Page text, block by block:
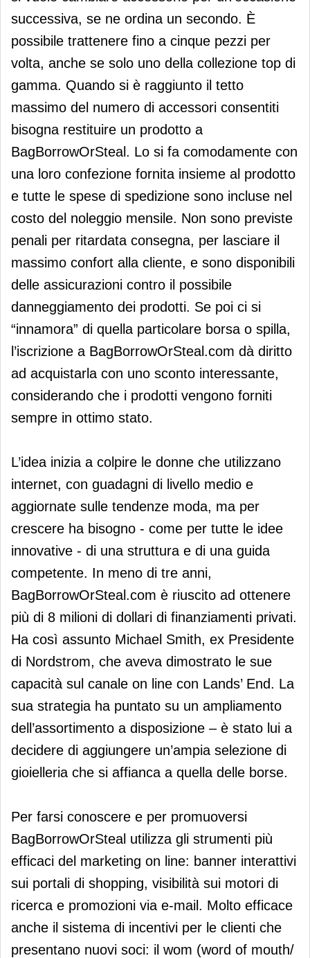
successiva, se ne ordina un secondo. È
possibile trattenere fino a cinque pezzi per
volta, anche se solo uno della collezione top di
gamma. Quando si è raggiunto il tetto
massimo del numero di accessori consentiti
bisogna restituire un prodotto a
BagBorrowOrSteal. Lo si fa comodamente con
una loro confezione fornita insieme al prodotto
e tutte le spese di spedizione sono incluse nel
costo del noleggio mensile. Non sono previste
penali per ritardata consegna, per lasciare il
massimo confort alla cliente, e sono disponibili
delle assicurazioni contro il possibile
danneggiamento dei prodotti. Se poi ci si
“innamora” di quella particolare borsa o spilla,
l’iscrizione a BagBorrowOrSteal.com dà diritto
ad acquistarla con uno sconto interessante,
considerando che i prodotti vengono forniti
sempre in ottimo stato.
L’idea inizia a colpire le donne che utilizzano
internet, con guadagni di livello medio e
aggiornate sulle tendenze moda, ma per
crescere ha bisogno - come per tutte le idee
innovative - di una struttura e di una guida
competente. In meno di tre anni,
BagBorrowOrSteal.com è riuscito ad ottenere
più di 8 milioni di dollari di finanziamenti privati.
Ha così assunto Michael Smith, ex Presidente
di Nordstrom, che aveva dimostrato le sue
capacità sul canale on line con Lands’ End. La
sua strategia ha puntato su un ampliamento
dell’assortimento a disposizione – è stato lui a
decidere di aggiungere un’ampia selezione di
gioielleria che si affianca a quella delle borse.
Per farsi conoscere e per promuoversi
BagBorrowOrSteal utilizza gli strumenti più
efficaci del marketing on line: banner interattivi
sui portali di shopping, visibilità sui motori di
ricerca e promozioni via e-mail. Molto efficace
anche il sistema di incentivi per le clienti che
presentano nuovi soci: il wom (word of mouth/